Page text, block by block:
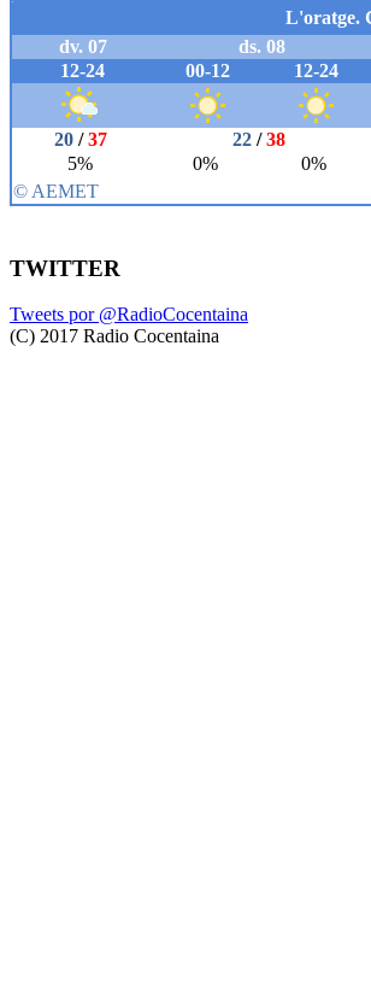
TWITTER
Tweets por @RadioCocentaina
(C) 2017 Radio Cocentaina